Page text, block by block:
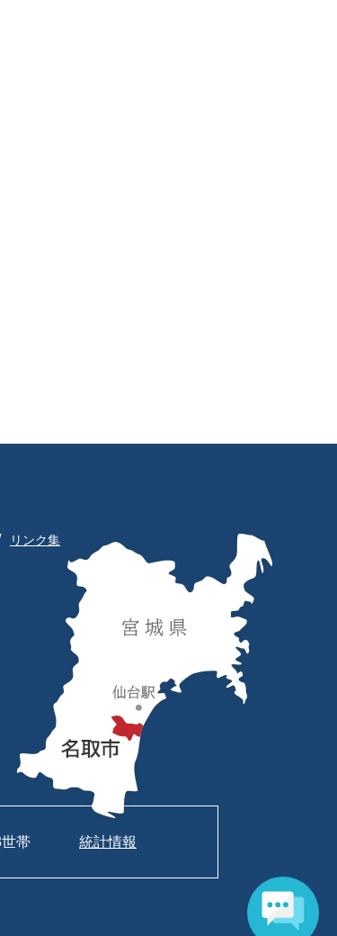
リンク集
帯 統計情報